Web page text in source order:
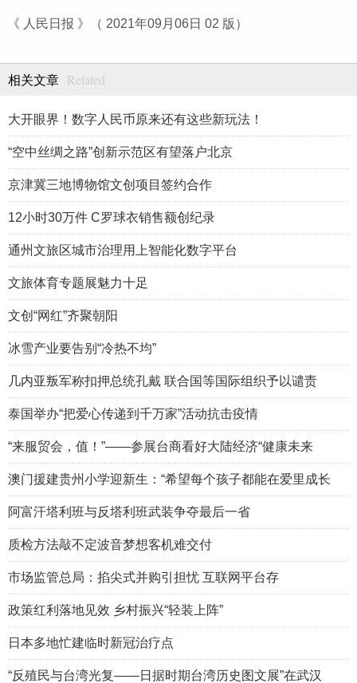
《 人民日报 》（ 2021年09月06日 02 版）
相关文章 Related
大开眼界！数字人民币原来还有这些新玩法！
“空中丝绸之路”创新示范区有望落户北京
京津冀三地博物馆文创项目签约合作
12小时30万件 C罗球衣销售额创纪录
通州文旅区城市治理用上智能化数字平台
文旅体育专题展魅力十足
文创“网红”齐聚朝阳
冰雪产业要告别“冷热不均”
几内亚叛军称扣押总统孔戴 联合国等国际组织予以谴责
泰国举办“把爱心传递到千万家”活动抗击疫情
“来服贸会，值！”——参展台商看好大陆经济“健康未来
澳门援建贵州小学迎新生：“希望每个孩子都能在爱里成长
阿富汗塔利班与反塔利班武装争夺最后一省
质检方法敲不定波音梦想客机难交付
市场监管总局：掐尖式并购引担忧 互联网平台存
政策红利落地见效 乡村振兴“轻装上阵”
日本多地忙建临时新冠治疗点
“反殖民与台湾光复——日据时期台湾历史图文展”在武汉